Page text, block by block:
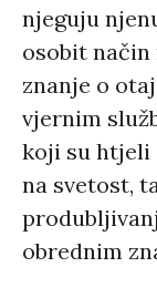
njeguju
osobit način
znanje o
vjernim
koji su htjeli
na svetost,
obrednim